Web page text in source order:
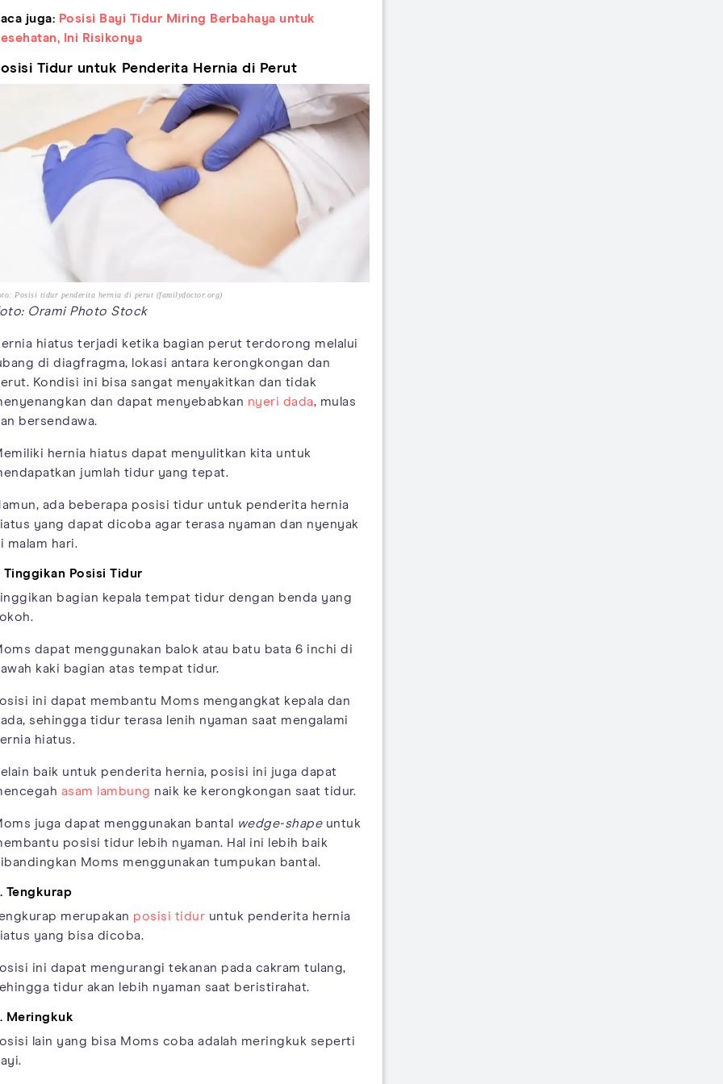
juga: Posisi Bayi Tidur Miring Berbahaya untuk
Ini Risikonya
Tidur untuk Penderita Hernia di Perut
Posisi tidur penderita hernia di perut (familydoctor.org)
Orami Photo Stock
hiatus terjadi ketika bagian perut terdorong melalui
di diagfragma, lokasi antara kerongkongan dan
Kondisi ini bisa sangat menyakitkan dan tidak
dan dapat menyebabkan nyeri dada, mulas
bersendawa.
hernia hiatus dapat menyulitkan kita untuk
jumlah tidur yang tepat.
ada beberapa posisi tidur untuk penderita hernia
yang dapat dicoba agar terasa nyaman dan nyenyak
malam hari.
Tinggikan Posisi Tidur
bagian kepala tempat tidur dengan benda yang
dapat menggunakan balok atau batu bata 6 inchi di
kaki bagian atas tempat tidur.
ini dapat membantu Moms mengangkat kepala dan
sehingga tidur terasa lenih nyaman saat mengalami
hiatus.
baik untuk penderita hernia, posisi ini juga dapat
asam lambung naik ke kerongkongan saat tidur.
juga dapat menggunakan bantal wedge-shapeuntuk
posisi tidur lebih nyaman. Hal ini lebih baik
Moms menggunakan tumpukan bantal.
Tengkurap
merupakan posisi tidur untuk penderita hernia
yang bisa dicoba.
ini dapat mengurangi tekanan pada cakram tulang,
tidur akan lebih nyaman saat beristirahat.
Meringkuk
lain yang bisa Moms coba adalah meringkuk seperti